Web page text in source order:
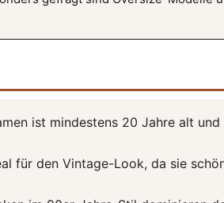
ist mindestens 20 Jahre alt und
für den Vintage-Look, da sie